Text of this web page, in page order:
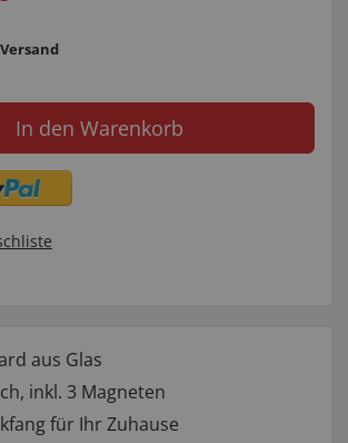
In den Warenkorb
aus Glas
inkl. 3 Magneten
für Ihr Zuhause